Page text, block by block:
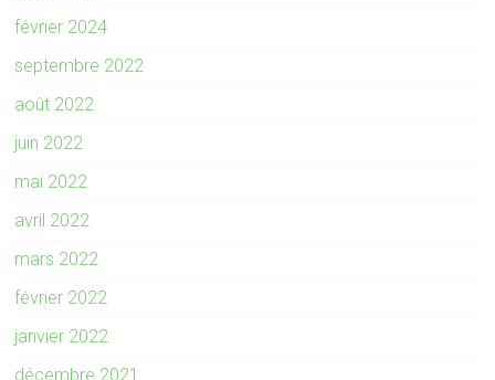
février 2024
septembre 2022
août 2022
juin 2022
mai 2022
avril 2022
mars 2022
février 2022
janvier 2022
décembre 2021